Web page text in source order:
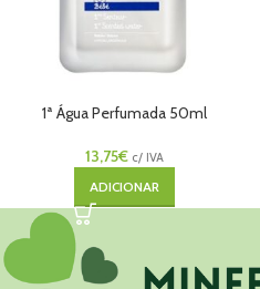
1ª Água Perfumada 50ml
13,75€ c/ IVA
ADICIONAR